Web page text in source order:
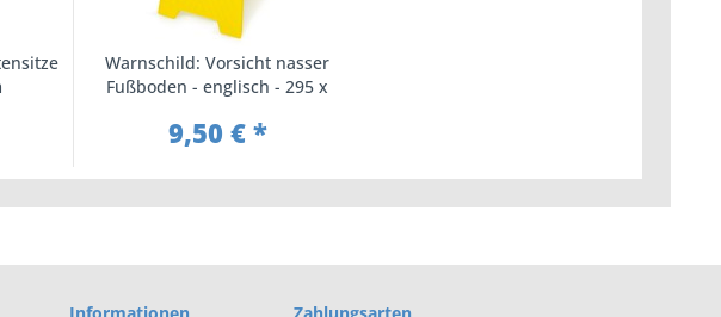
Warnschild: Vorsicht nasser
Fußboden - englisch - 295 x
9,50 € *